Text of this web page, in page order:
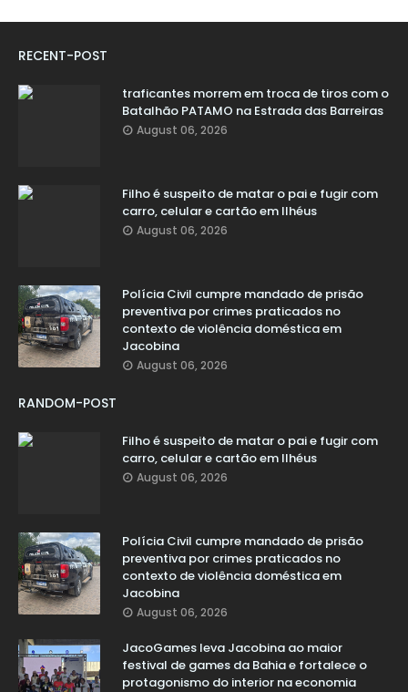
RECENT-POST
traficantes morrem em troca de tiros com o
Batalhão PATAMO na Estrada das Barreiras
August 06, 2026
Filho é suspeito de matar o pai e fugir com
carro, celular e cartão em Ilhéus
August 06, 2026
Polícia Civil cumpre mandado de prisão
preventiva por crimes praticados no
contexto de violência doméstica em
Jacobina
August 06, 2026
RANDOM-POST
Filho é suspeito de matar o pai e fugir com
carro, celular e cartão em Ilhéus
August 06, 2026
Polícia Civil cumpre mandado de prisão
preventiva por crimes praticados no
contexto de violência doméstica em
Jacobina
August 06, 2026
JacoGames leva Jacobina ao maior
festival de games da Bahia e fortalece o
protagonismo do interior na economia